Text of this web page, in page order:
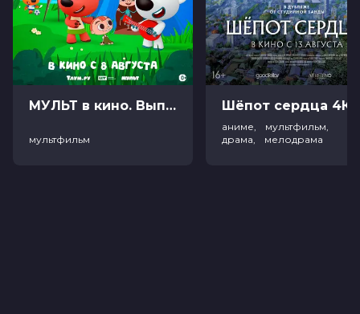
МУЛЬТ в кино. Выпуск №198. Некогда скучать (0+)
мультфильм
аниме, мультфильм,
драма, мелодрама